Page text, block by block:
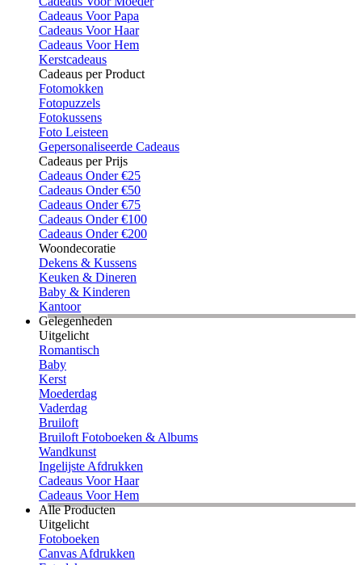
Cadeaus Voor Papa
Cadeaus Voor Haar
Cadeaus Voor Hem
Kerstcadeaus
Cadeaus per Product
Fotomokken
Fotopuzzels
Fotokussens
Foto Leisteen
Gepersonaliseerde Cadeaus
Cadeaus per Prijs
Cadeaus Onder €25
Cadeaus Onder €50
Cadeaus Onder €75
Cadeaus Onder €100
Cadeaus Onder €200
Woondecoratie
Dekens & Kussens
Keuken & Dineren
Baby & Kinderen
Kantoor
Gelegenheden
Uitgelicht
Romantisch
Baby
Kerst
Moederdag
Vaderdag
Bruiloft
Bruiloft Fotoboeken & Albums
Wandkunst
Ingelijste Afdrukken
Cadeaus Voor Haar
Cadeaus Voor Hem
Alle Producten
Uitgelicht
Fotoboeken
Canvas Afdrukken